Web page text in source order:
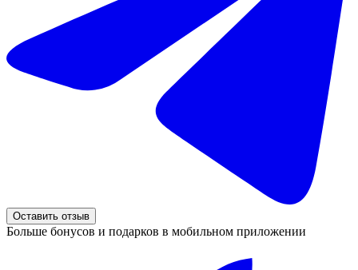
Оставить отзыв
Больше бонусов и подарков в мобильном приложении